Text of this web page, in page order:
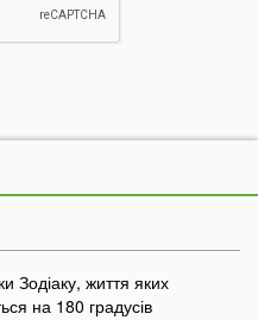
Зодіаку, життя яких
на 180 градусів